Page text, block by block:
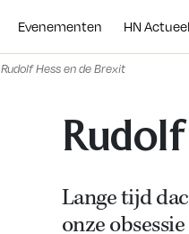
Evenementen HN Actueel
Rudolf Hess en de Brexit
Lange tijd
onze